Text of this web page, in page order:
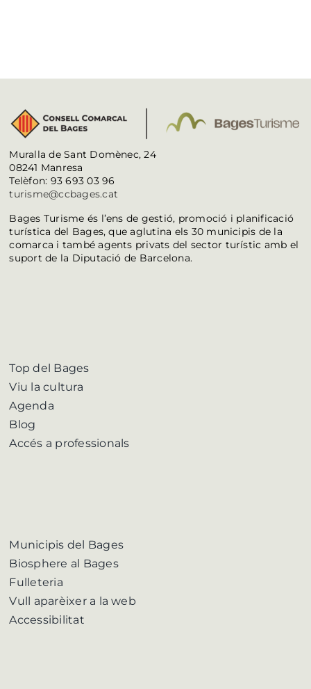
Muralla de Sant Domènec, 24
08241 Manresa
Telèfon: 93 693 03 96
turisme@ccbages.cat
Bages Turisme és l’ens de gestió, promoció i planificació
turística del Bages, que aglutina els 30 municipis de la
comarca i també agents privats del sector turístic amb el
suport de la Diputació de Barcelona.
Top del Bages
Viu la cultura
Agenda
Blog
Accés a professionals
Municipis del Bages
Biosphere al Bages
Fulleteria
Vull aparèixer a la web
Accessibilitat